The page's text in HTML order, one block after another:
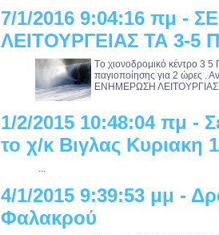
7/1/2016 9:04:16 πμ -
ΛΕΙΤΟΥΡΓΕΙΑΣ ΤΑ 3-5
Tο χιονοδρομικό κέντρο 3 5
παγιοποίησης για 2 ώρες .
ΕΝΗΜΕΡΩΣΗ ΛΕΙΤΟΥΡΓΙΑΣ
1/2/2015 10:48:04 πμ -
το χ/κ Βιγλας Κυριακη
...
4/1/2015 9:39:53 μμ -
Φαλακρού